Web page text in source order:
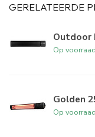
GERELATEERDE
Outdoor
Op voorraad
Golden
Op voorraad